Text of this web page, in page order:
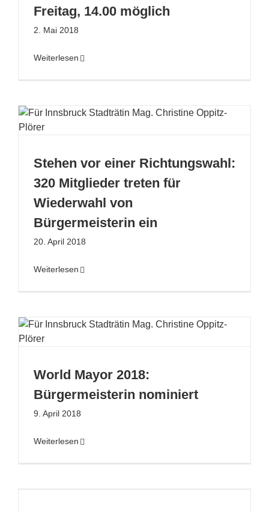
Freitag, 14.00 möglich
2. Mai 2018
Weiterlesen
Stehen vor einer Richtungswahl:
320 Mitglieder treten für
Wiederwahl von
Bürgermeisterin ein
20. April 2018
Weiterlesen
World Mayor 2018:
Bürgermeisterin nominiert
9. April 2018
Weiterlesen